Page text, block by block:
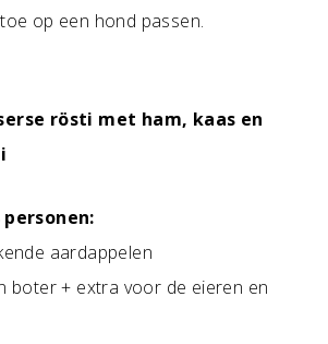
op een hond passen.
rösti met ham, kaas en
aardappelen
boter + extra voor de eieren en